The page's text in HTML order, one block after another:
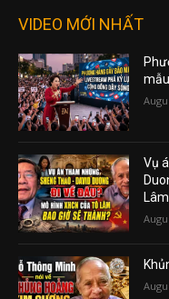
VIDEO MỚI NHẤT
Vụ